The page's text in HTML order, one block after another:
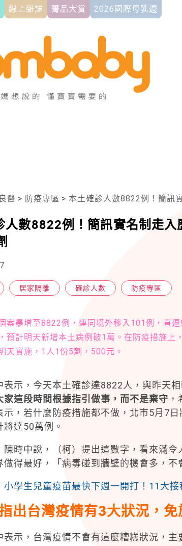
線上雜誌 菁品大賞 2026國際母乳週
醫 > 防疫專區 > 本土確診人數8822例！簡訊實
人數8822例！簡訊實名制走
居家隔離 確診人數 防疫專區
案暴增至8822例，連同境外移入101例，直
預計明天新增本土病例破1萬。在防疫措施上
天實施，1人1份5劑，500元。
，今天本土確診達8822人，與昨天相
家這段時間根據指引做事，而不是棄守
示，若什麼防疫措施都不做，北市5月7
達50萬例。
中說，（柯）提出這數字，看來滿令
做得最好，「病毒碰到牆壁的機會多，不
小學生兒童疫苗最快下週一開打！11大
出台灣疫情有3大狀況，
，台灣疫情不會有這麼糟糕狀況，主